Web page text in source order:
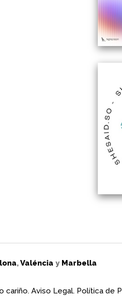
,Valéncia y Marbella
cariño. Aviso Legal. Política de